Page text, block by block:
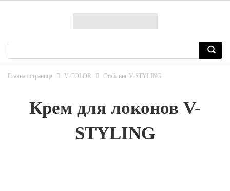
Главная страница V-COLOR Стайлинг V-STYLING
Крем для локонов V-
STYLING